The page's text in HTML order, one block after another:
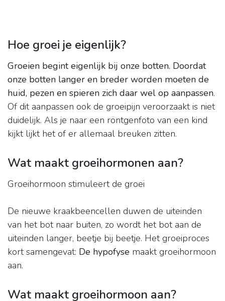
Hoe groei je eigenlijk?
Groeien begint eigenlijk bij onze botten. Doordat
onze botten langer en breder worden moeten de
huid, pezen en spieren zich daar wel op aanpassen.
Of dit aanpassen ook de groeipijn veroorzaakt is niet
duidelijk. Als je naar een röntgenfoto van een kind
kijkt lijkt het of er allemaal breuken zitten.
Wat maakt groeihormonen aan?
Groeihormoon stimuleert de groei
De nieuwe kraakbeencellen duwen de uiteinden
van het bot naar buiten, zo wordt het bot aan de
uiteinden langer, beetje bij beetje. Het groeiproces
kort samengevat: De hypofyse maakt groeihormoon
aan.
Wat maakt groeihormoon aan?